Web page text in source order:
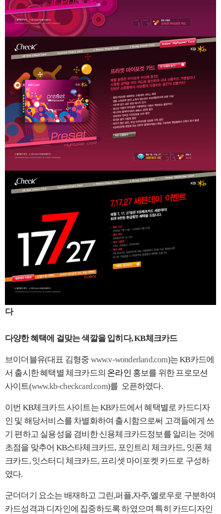
다
다양한 혜택에 걸맞는 색깔을 입히다, KB체크카드
브이더블유(대표 김형중 www.v-wonderland.com)는KB카드에
서 출시한 혜택별 체크카드의 온라인 홍보를 위한 프로모션
사이트(www.kb-checkcard.com)를 오픈하였다.
이번 KB체크카드 사이트는KB카드에서 혜택별로 카드디자
인 및 해당서비스를 차별화하여 출시함으로써 고객들에게 쓰
기 편하고 실용성을 겸비한 신용체크카드정보를 알리는 것에
초점을 맞추어 KB스타체크카드, 포인트리 체크카드, 잇폰 체
크카드,잇스터디 체크카드,프리셋 마이포켓 카드로 구성하
였다.
군더더기 요소는 배재하고 그린,퍼플,자주,옐로우로 구분하여
카드성격과 디자인에 집중하도록 하였으며 특히 카드디자인